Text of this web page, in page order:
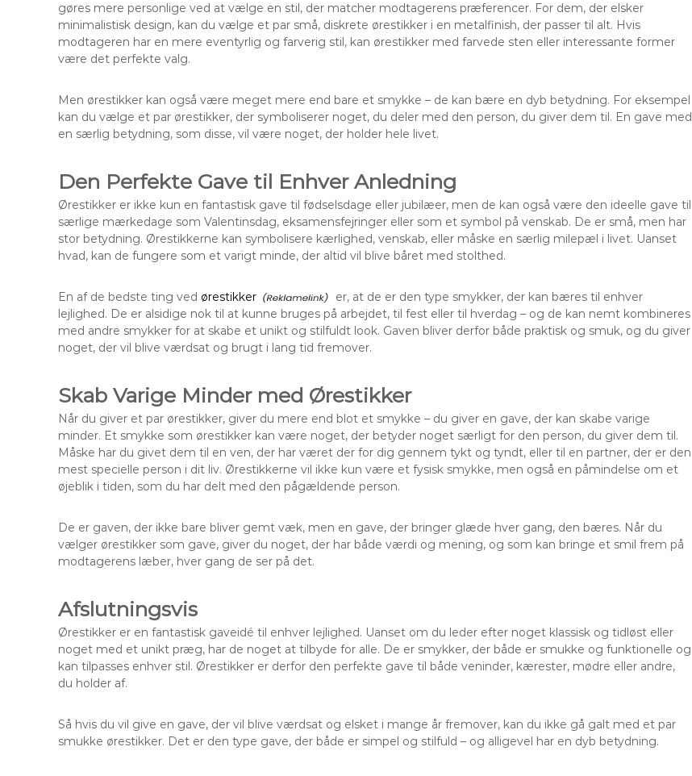
gøres mere personlige ved at vælge en stil, der matcher modtagerens præferencer. For dem, der elsker
minimalistisk design, kan du vælge et par små, diskrete ørestikker i en metalfinish, der passer til alt. Hvis
modtageren har en mere eventyrlig og farverig stil, kan ørestikker med farvede sten eller interessante former
være det perfekte valg.
Men ørestikker kan også være meget mere end bare et smykke – de kan bære en dyb betydning. For eksempel
kan du vælge et par ørestikker, der symboliserer noget, du deler med den person, du giver dem til. En gave med
en særlig betydning, som disse, vil være noget, der holder hele livet.
Den Perfekte Gave til Enhver Anledning
Ørestikker er ikke kun en fantastisk gave til fødselsdage eller jubilæer, men de kan også være den ideelle gave til
særlige mærkedage som Valentinsdag, eksamensfejringer eller som et symbol på venskab. De er små, men har
stor betydning. Ørestikkerne kan symbolisere kærlighed, venskab, eller måske en særlig milepæl i livet. Uanset
hvad, kan de fungere som et varigt minde, der altid vil blive båret med stolthed.
En af de bedste ting ved ørestikker
er, at de er den type smykker, der kan bæres til enhver
lejlighed. De er alsidige nok til at kunne bruges på arbejdet, til fest eller til hverdag – og de kan nemt kombineres
med andre smykker for at skabe et unikt og stilfuldt look. Gaven bliver derfor både praktisk og smuk, og du giver
noget, der vil blive værdsat og brugt i lang tid fremover.
Skab Varige Minder med Ørestikker
Når du giver et par ørestikker, giver du mere end blot et smykke – du giver en gave, der kan skabe varige
minder. Et smykke som ørestikker kan være noget, der betyder noget særligt for den person, du giver dem til.
Måske har du givet dem til en ven, der har været der for dig gennem tykt og tyndt, eller til en partner, der er den
mest specielle person i dit liv. Ørestikkerne vil ikke kun være et fysisk smykke, men også en påmindelse om et
øjeblik i tiden, som du har delt med den pågældende person.
De er gaven, der ikke bare bliver gemt væk, men en gave, der bringer glæde hver gang, den bæres. Når du
vælger ørestikker som gave, giver du noget, der har både værdi og mening, og som kan bringe et smil frem på
modtagerens læber, hver gang de ser på det.
Afslutningsvis
Ørestikker er en fantastisk gaveidé til enhver lejlighed. Uanset om du leder efter noget klassisk og tidløst eller
noget med et unikt præg, har de noget at tilbyde for alle. De er smykker, der både er smukke og funktionelle og
kan tilpasses enhver stil. Ørestikker er derfor den perfekte gave til både veninder, kærester, mødre eller andre,
du holder af.
Så hvis du vil give en gave, der vil blive værdsat og elsket i mange år fremover, kan du ikke gå galt med et par
smukke ørestikker. Det er den type gave, der både er simpel og stilfuld – og alligevel har en dyb betydning.